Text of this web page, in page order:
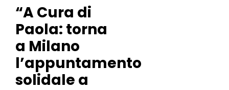
“A Cura di
Paola: torna
a Milano
l’appuntamento
solidale a